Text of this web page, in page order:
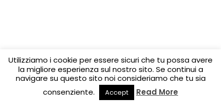
Utilizziamo i cookie per essere sicuri che tu possa avere
la migliore esperienza sul nostro sito. Se continui a
navigare su questo sito noi consideriamo che tu sia
consenziente.
Accept Read More